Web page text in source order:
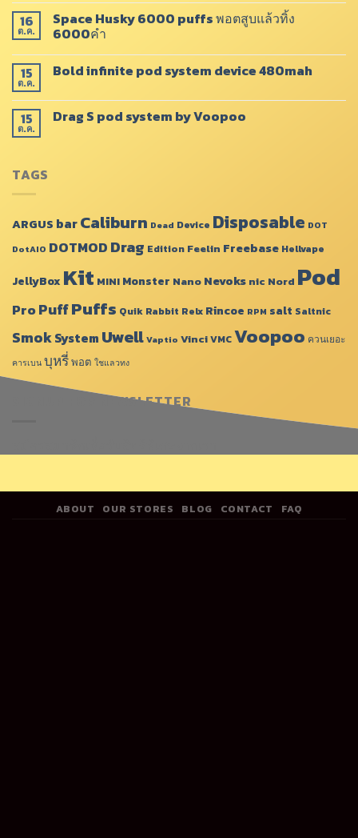
16
ต.ค.
Space Husky 6000 puffs พอตสูบแล้วทิ้ง
6000คำ
15
ต.ค.
Bold infinite pod system device 480mah
15
ต.ค.
Drag​ S pod system by Voopoo​
TAGS
ARGUS barCaliburn Dead Device Disposable DOT
DotAIO DOTMOD Drag Edition Feelin Freebase Hellvape
JellyBox Kit MINI Monster Nano Nevoks nic Nord Pod
ProPuffPuffs Quik Rabbit Relx Rincoe RPM salt Saltnic
SmokSystem UwellVaptio VinciVMCVoopoo ควนเยอะ
คารเบนบุหรี่พอต ใชแลวทง
SIGNUP FOR NEWSLETTER
ABOUT OUR STORES BLOG CONTACT FAQ